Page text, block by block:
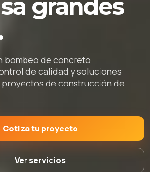
grandes
bombeo de concreto
de calidad y soluciones
de construcción de
Cotiza tu proyecto
Ver servicios